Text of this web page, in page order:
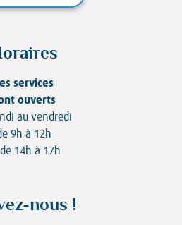
services
ouverts
au vendredi
9h à 12h
14h à 17h
nous !